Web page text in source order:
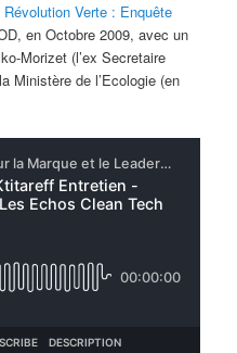
Révolution Verte : Enquête
en Octobre 2009, avec un
Morizet (l’ex Secretaire
Ministère de l’Ecologie (en